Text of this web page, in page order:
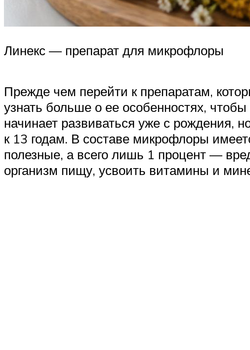
Линекс — препарат для микрофлоры
Прежде чем перейти к препаратам,
узнать больше о ее особенностях,
начинает развиваться уже с рождения,
к 13 годам. В составе микрофлоры
полезные, а всего лишь 1 процент —
организм пищу, усвоить витамины и